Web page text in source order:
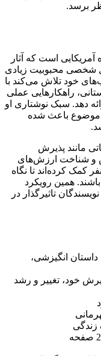
برسد.
است که آثار
شخصی محبوبیت زیادی
خود تلاش می‌کند با
راهکارهایی عملی
دهد. سبک نوشتاری او
موضوع باعث شده
مانند پذیرش
و شناخت ارزش‌های
کمک کرده‌اند تا نگاه
همین رویکرد
تاثیرگذار در
انگیزشی،
خود، تغییر و رشد
زندگی